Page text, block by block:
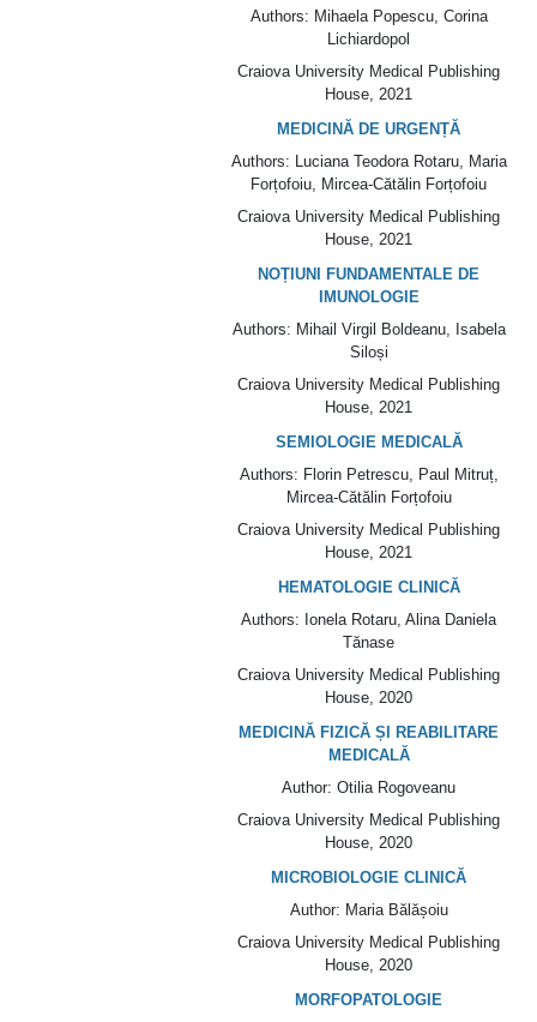
Authors: Mihaela Popescu, Corina
Lichiardopol
Craiova University Medical Publishing
House, 2021
MEDICINĂ DE URGENȚĂ
Authors: Luciana Teodora Rotaru, Maria
Forțofoiu, Mircea-Cătălin Forțofoiu
Craiova University Medical Publishing
House, 2021
NOȚIUNI FUNDAMENTALE DE
IMUNOLOGIE
Authors: Mihail Virgil Boldeanu, Isabela
Siloși
Craiova University Medical Publishing
House, 2021
SEMIOLOGIE MEDICALĂ
Authors: Florin Petrescu, Paul Mitruț,
Mircea-Cătălin Forțofoiu
Craiova University Medical Publishing
House, 2021
HEMATOLOGIE CLINICĂ
Authors: Ionela Rotaru, Alina Daniela
Tănase
Craiova University Medical Publishing
House, 2020
MEDICINĂ FIZICĂ ȘI REABILITARE
MEDICALĂ
Author: Otilia Rogoveanu
Craiova University Medical Publishing
House, 2020
MICROBIOLOGIE CLINICĂ
Author: Maria Bălășoiu
Craiova University Medical Publishing
House, 2020
MORFOPATOLOGIE